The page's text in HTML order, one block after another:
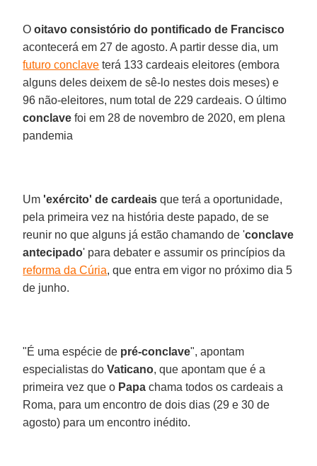
Ooitavo consistório do pontificado de Francisco
acontecerá em 27 de agosto. A partir desse dia, um
futuro conclave terá 133 cardeais eleitores (embora
alguns deles deixem de sê-lo nestes dois meses) e
96 não-eleitores, num total de 229 cardeais. O último
conclave foi em 28 de novembro de 2020, em plena
pandemia
Um 'exército' de cardeais que terá a oportunidade,
pela primeira vez na história deste papado, de se
reunir no que alguns já estão chamando de 'conclave
antecipado' para debater e assumir os princípios da
reforma da Cúria, que entra em vigor no próximo dia 5
de junho.
"É uma espécie de pré-conclave", apontam
especialistas doVaticano, que apontam que é a
primeira vez que o Papa chama todos os cardeais a
Roma, para um encontro de dois dias (29 e 30 de
agosto) para um encontro inédito.